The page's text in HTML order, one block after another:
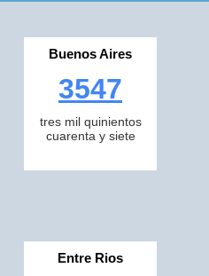
Buenos Aires
3547
tres mil quinientos
cuarenta y siete
Entre Rios